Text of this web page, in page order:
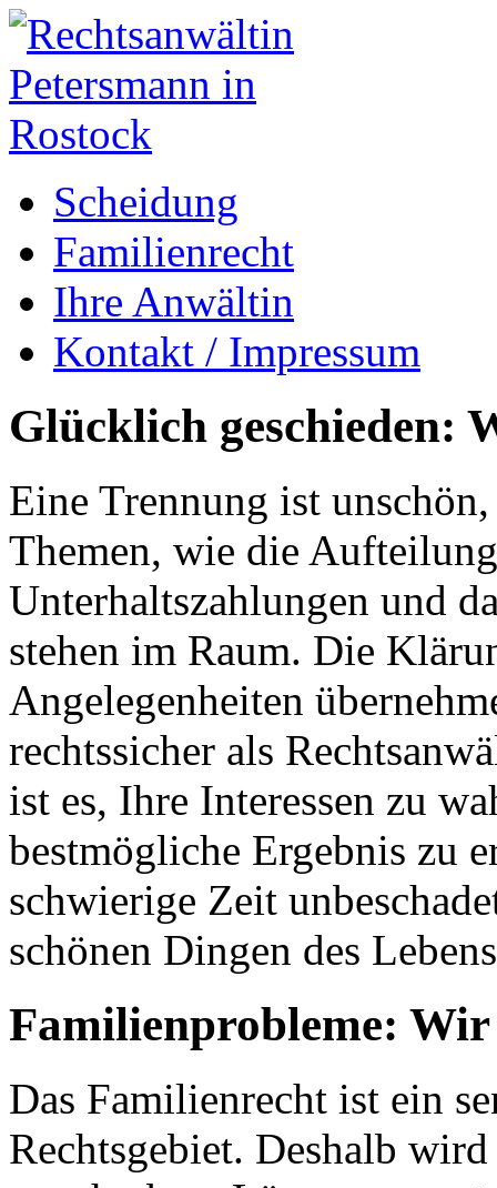
Scheidung
Familienrecht
Ihre Anwältin
Kontakt / Impressum
Glücklich geschieden:
Eine Trennung ist
Themen, wie die
Unterhaltszahlungen und
stehen im Raum. Die
Angelegenheiten
rechtssicher als
ist es, Ihre Interessen zu
bestmögliche Ergebnis zu
schwierige Zeit
schönen Dingen des
Familienprobleme: Wir
Das Familienrecht ist ein
Rechtsgebiet. Deshalb